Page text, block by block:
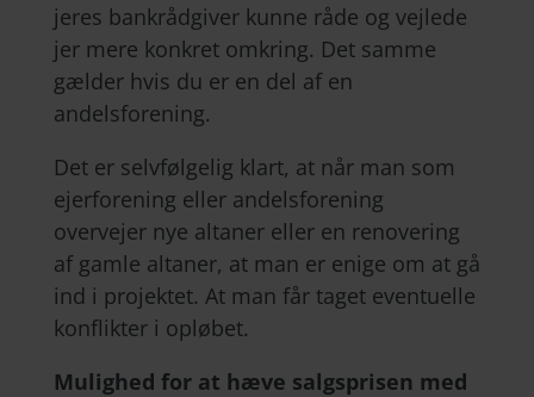
jeres bankrådgiver kunne råde og vejlede
jer mere konkret omkring. Det samme
gælder hvis du er en del af en
andelsforening.
Det er selvfølgelig klart, at når man som
ejerforening eller andelsforening
overvejer nye altaner eller en renovering
af gamle altaner, at man er enige om at gå
ind i projektet. At man får taget eventuelle
konflikter i opløbet.
Mulighed for at hæve salgsprisen med